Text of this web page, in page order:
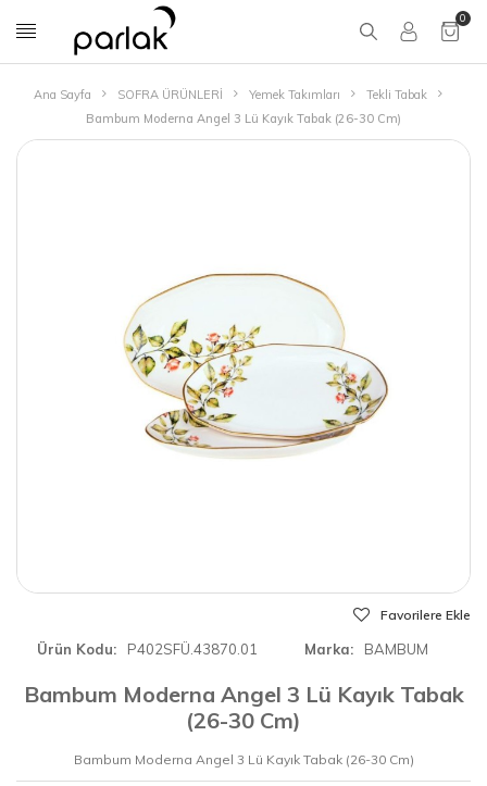
0
Ana Sayfa SOFRA ÜRÜNLERİ Yemek Takımları
Tekli Tabak
Bambum Moderna Angel 3 Lü Kayık Tabak (26-30 Cm)
Favorilere Ekle
Ürün Kodu P402SFÜ.43870.01 Marka BAMBUM
Bambum Moderna Angel 3 Lü Kayık Tabak
(26-30 Cm)
Bambum Moderna Angel 3 Lü Kayık Tabak (26-30 Cm)